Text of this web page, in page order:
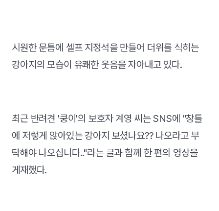
시원한 문틈에 셀프 지정석을 만들어 더위를 식히는
강아지의 모습이 유쾌한 웃음을 자아내고 있다.
최근 반려견 '쿵이'의 보호자 계영 씨는 SNS에 "창틀
에 저렇게 앉아있는 강아지 보셨나요?? 나오라고 부
탁해야 나오십니다.."라는 글과 함께 한 편의 영상을
게재했다.